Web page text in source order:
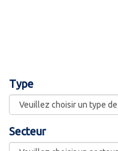
Type
Secteur